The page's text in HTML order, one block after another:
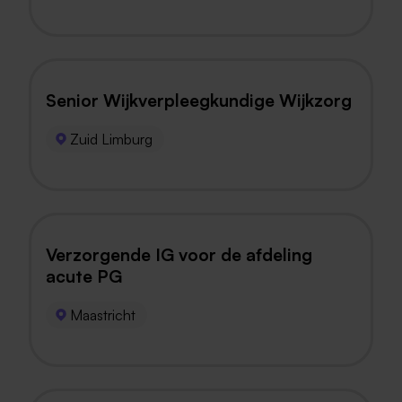
Senior Wijkverpleegkundige Wijkzorg
Zuid Limburg
Verzorgende IG voor de afdeling
acute PG
Maastricht